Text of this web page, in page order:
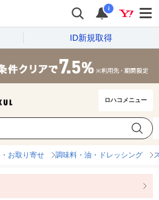
i
ID新規取得
ロハコメニュー
お取り寄せ 調味料・油・ドレッシング